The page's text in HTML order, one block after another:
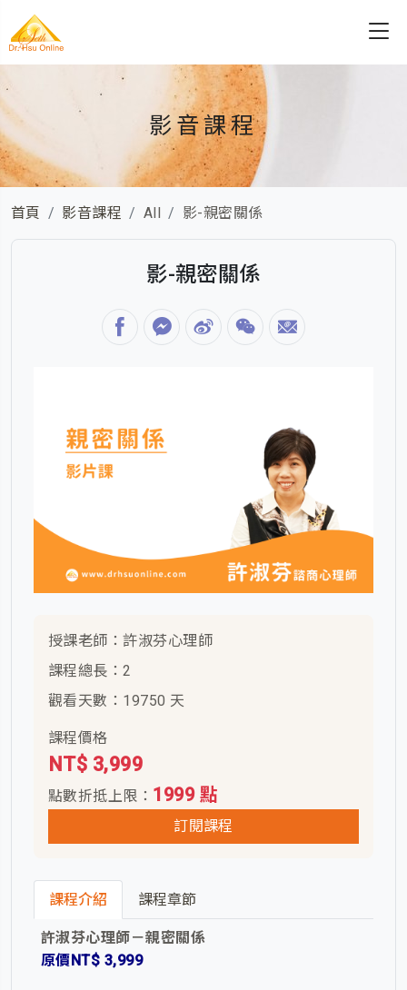
影音課程
首頁 影音課程 All 影-親密關係
影-親密關係
授課老師：許淑芬心理師
課程總長：2
觀看天數：19750 天
課程價格
NT$ 3,999
點數折抵上限： 1999 點
訂閱課程
課程介紹 課程章節
許淑芬心理師－親密關係
原價NT$ 3,999